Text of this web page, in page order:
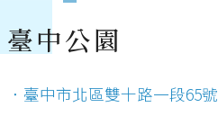
臺中公園
．臺中市北區雙十路一段65號